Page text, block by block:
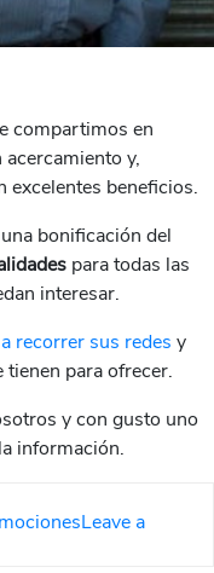
compartimos en
y,
excelentes beneficios.
bonificación del
para todas las
interesar.
a recorrer sus redes y
para ofrecer.
y con gusto uno
información.
Leave a